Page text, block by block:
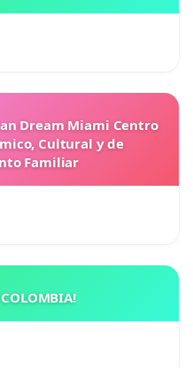
Dream Miami Centro
Cultural y de
Familiar
COLOMBIA!